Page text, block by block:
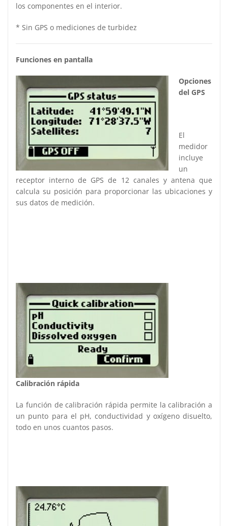
los componentes en el interior.
* Sin GPS o mediciones de turbidez
Funciones en pantalla
Opciones
del GPS
El
medidor
incluye
un
receptor interno de GPS de 12 canales y antena que
calcula su posición para proporcionar las ubicaciones y
sus datos de medición.
Calibración rápida
La función de calibración rápida permite la calibración a
un punto para el pH, conductividad y oxígeno disuelto,
todo en unos cuantos pasos.